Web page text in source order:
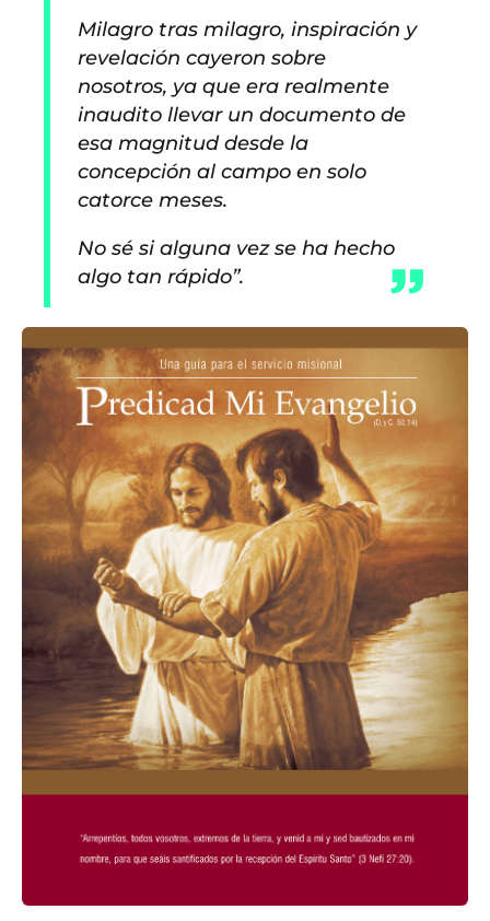
Milagro tras milagro, inspiración y
revelación cayeron sobre
nosotros, ya que era realmente
inaudito llevar un documento de
esa magnitud desde la
concepción al campo en solo
catorce meses.
No sé si alguna vez se ha hecho
algo tan rápido”.